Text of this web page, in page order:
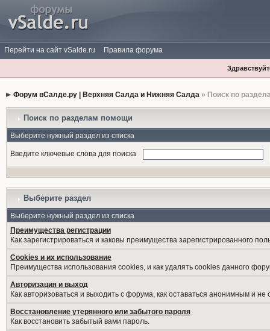
Перейти на сайт vSalde.ru Правила форума
Форум вСалде.ру | Верхняя Салда и Нижняя Салда» Поиск по
Поиск по разделам помощи
Выберите нужный раздел из списка
Введите ключевые слова для поиска
Выберите раздел
Выберите нужный раздел из списка
Преимущества регистрации
Как зарегистрироваться и каковы преимущества зарегистрированного
Cookies и их использование
Преимущества использования cookies, и как удалять cookies данного
Авторизация и выход
Как авторизоваться и выходить с форума, как оставаться анонимным и
Восстановление утерянного или забытого пароля
Как восстановить забытый вами пароль.